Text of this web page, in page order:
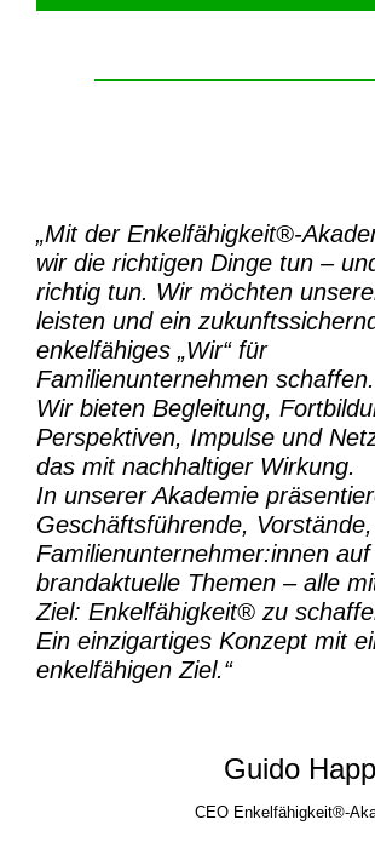
„Mit der Enkelfähigkeit®-
wir die richtigen Dinge tun –
richtig tun. Wir möchten
leisten und ein
enkelfähiges „Wir“ für
Familienunternehmen schaffen.
Wir bieten Begleitung,
Perspektiven, Impulse und
das mit nachhaltiger Wirkung.
In unserer Akademie
Geschäftsführende, Vorstände,
Familienunternehmer:innen
brandaktuelle Themen – alle
Ziel: Enkelfähigkeit® zu
Ein einzigartiges Konzept mit
enkelfähigen Ziel.“
Guido
CEO Enkelfähigkeit®-